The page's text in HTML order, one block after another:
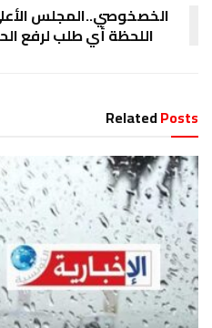
الخصخوصي..المجلس
اللحظة أي طلب لرفع
RelatedPosts